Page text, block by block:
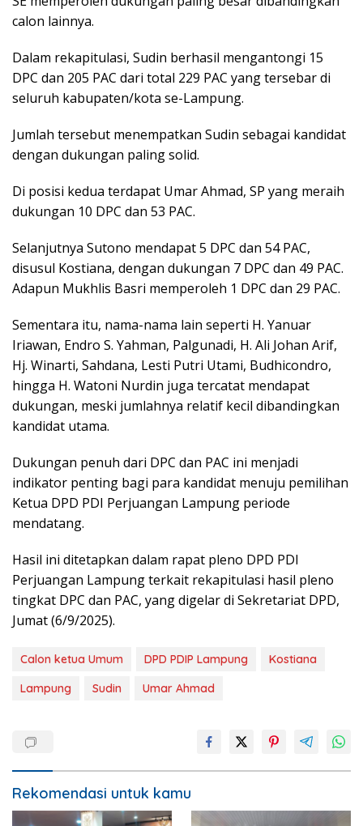
calon lainnya.
Dalam rekapitulasi, Sudin berhasil mengantongi 15
DPC dan 205 PAC dari total 229 PAC yang tersebar di
seluruh kabupaten/kota se-Lampung.
Jumlah tersebut menempatkan Sudin sebagai kandidat
dengan dukungan paling solid.
Di posisi kedua terdapat Umar Ahmad, SP yang meraih
dukungan 10 DPC dan 53 PAC.
Selanjutnya Sutono mendapat 5 DPC dan 54 PAC,
disusul Kostiana, dengan dukungan 7 DPC dan 49 PAC.
Adapun Mukhlis Basri memperoleh 1 DPC dan 29 PAC.
Sementara itu, nama-nama lain seperti H. Yanuar
Iriawan, Endro S. Yahman, Palgunadi, H. Ali Johan Arif,
Hj. Winarti, Sahdana, Lesti Putri Utami, Budhicondro,
hingga H. Watoni Nurdin juga tercatat mendapat
dukungan, meski jumlahnya relatif kecil dibandingkan
kandidat utama.
Dukungan penuh dari DPC dan PAC ini menjadi
indikator penting bagi para kandidat menuju pemilihan
Ketua DPD PDI Perjuangan Lampung periode
mendatang.
Hasil ini ditetapkan dalam rapat pleno DPD PDI
Perjuangan Lampung terkait rekapitulasi hasil pleno
tingkat DPC dan PAC, yang digelar di Sekretariat DPD,
Jumat (6/9/2025).
Calon ketua Umum DPD PDIP Lampung
Kostiana
Lampung
Sudin Umar Ahmad
Rekomendasi untuk kamu